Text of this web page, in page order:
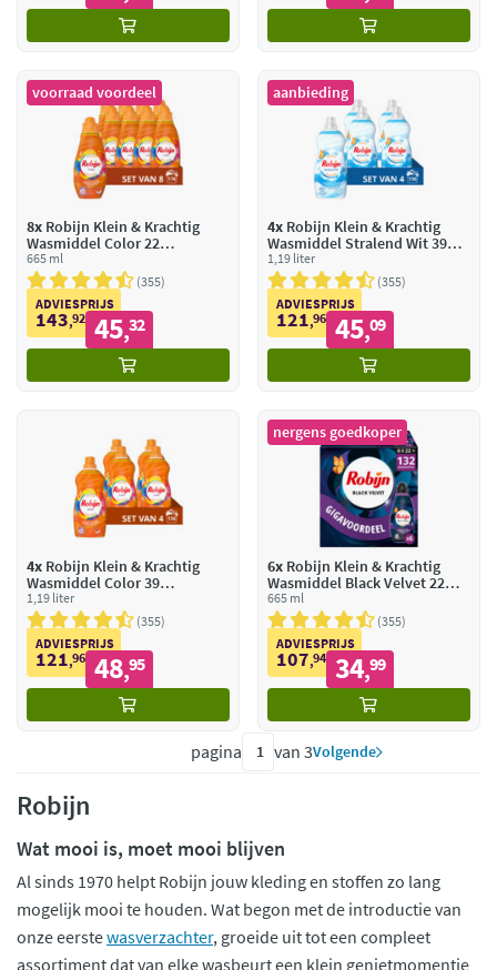
voorraad voordeel
8x Robijn Klein & Krachtig
Wasmiddel Color 22
Wasbeurten
665 ml
355
ADVIESPRIJS
143,92 45,32
aanbieding
4xRobijn Klein & Krachtig
Wasmiddel Stralend Wit 39
Wasbeurten
1,19 liter
355
ADVIESPRIJS
121,96 45,09
4x Robijn Klein & Krachtig
Wasmiddel Color 39
Wasbeurten
1,19 liter
355
ADVIESPRIJS
121,96 48,95
nergens goedkoper
6xRobijn Klein & Krachtig
Wasmiddel Black Velvet 22
Wasbeurten
665 ml
355
ADVIESPRIJS
107,94 34,99
pagina van 3Volgende
Robijn
Wat mooi is, moet mooi blijven
Al sinds 1970 helpt Robijn jouw kleding en stoffen zo lang
mogelijk mooi te houden. Wat begon met de introductie van
onze eerstewasverzachter, groeide uit tot een compleet
assortiment dat van elke wasbeurt een klein genietmomentje